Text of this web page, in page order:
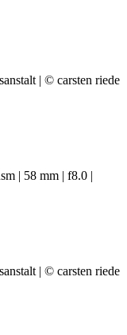
| 58 mm | f8.0 |